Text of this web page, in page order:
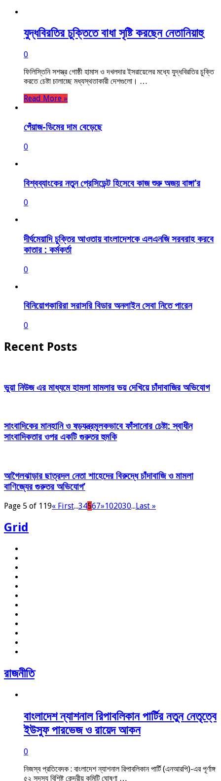
যুদ্ধবিরতির চুক্তিতে বাধা সৃষ্টি করছেন নেতানিয়াহু
0
ফিলিস্তিনি সশস্ত্র গোষ্ঠী হামাস ও দখলদার ইসরায়েলের মধ্যে যুদ্ধবিরতির চুক্তি
করতে চেষ্টা চালাচ্ছে মধ্যস্থতাকারী দেশগুলো। …
Read More »
পেঁয়াজ-ডিমের দাম বেড়েছে
0
বিশ্বব্যাংকের নতুন প্রেসিডেন্ট হিসেবে কাজ শুরু অজয় বাঙ্গা’র
0
দীর্ঘমেয়াদি চুক্তির আওতায় বাংলাদেশকে এলএনজি সরবরাহ করবে
কাতার : কর্মকর্তা
0
বিনিয়োগকারিরা সরাসরি বিডার অনলাইন সেবা নিতে পারেন
0
Recent Posts
ভুয়া নিউজ এর মাধ্যমে হামলা মামলার ভয় দেখিয়ে চাঁদাবাজির অভিযোগ
সাংবাদিকের মানহানি ও ষড়যন্ত্রমূলকভাবে ফাঁসানোর চেষ্টা: স্বাধীন
সাংবাদিকতার ওপর একটি গুরুতর হুমকি
আগৈলঝাড়ার ছাত্রদল নেতা শাহেদের বিরুদ্ধে চাঁদাবাজি ও মামলা
বাণিজ্যের গুরুতর অভিযোগ’
Page 5 of 119« First...34567»102030... Last »
Grid
রাজনীতি
বাংলাদেশ ন্যাশনাল রিপাবলিকান পার্টির নতুন নেতৃত্বে
ইউসুফ পারভেজ ও রায়েদ আকন
0
নিজস্ব প্রতিবেদক : বাংলাদেশ ন্যাশনাল রিপাবলিকান পার্টি (এনআরপি)-এর পূর্ণাঙ্গ
৫২ সদস্য বিশিষ্ট কেন্দ্রীয় কমিটি ঘোষণা …